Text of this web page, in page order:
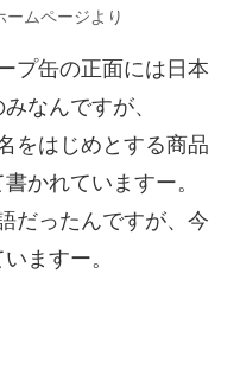
ムページより
プ缶の正面には日本
なんですが、
をはじめとする商品
かれていますー。
だったんですが、今
ますー。